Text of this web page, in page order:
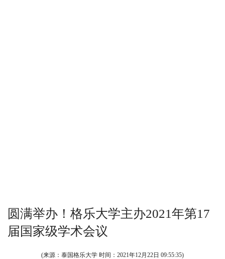
圆满举办！格乐大学主办2021年第17
届国家级学术会议
(来源：泰国格乐大学 时间： 2021年12月22日 09:55:35)